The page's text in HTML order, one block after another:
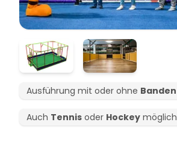
Ausführung mit oder ohne Banden
Auch Tennis oder Hockey möglich